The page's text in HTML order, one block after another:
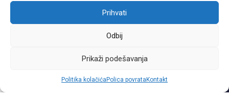
Prihvati
Odbij
Prikaži podešavanja
Politika kolačića Polica povrata Kontakt
Viber
Moj račun